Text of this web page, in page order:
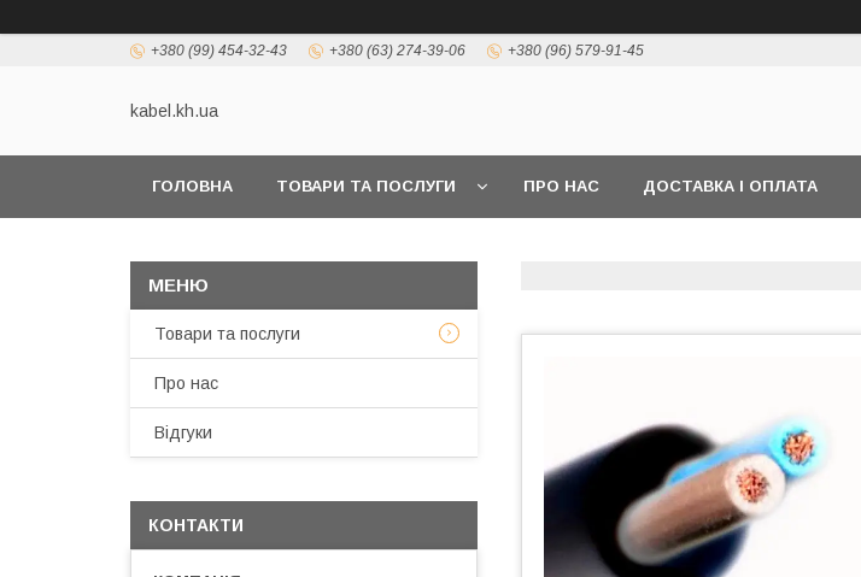
+380 (99) 454-32-43 +380 (63) 274-39-06 +380 (96) 579-91-45
kabel.kh.ua
ГОЛОВНА ТОВАРИ ТА ПОСЛУГИ ПРО НАС ДОСТАВКА І ОПЛАТА
Товари та послуги
Про нас
Відгуки
КОНТАКТИ